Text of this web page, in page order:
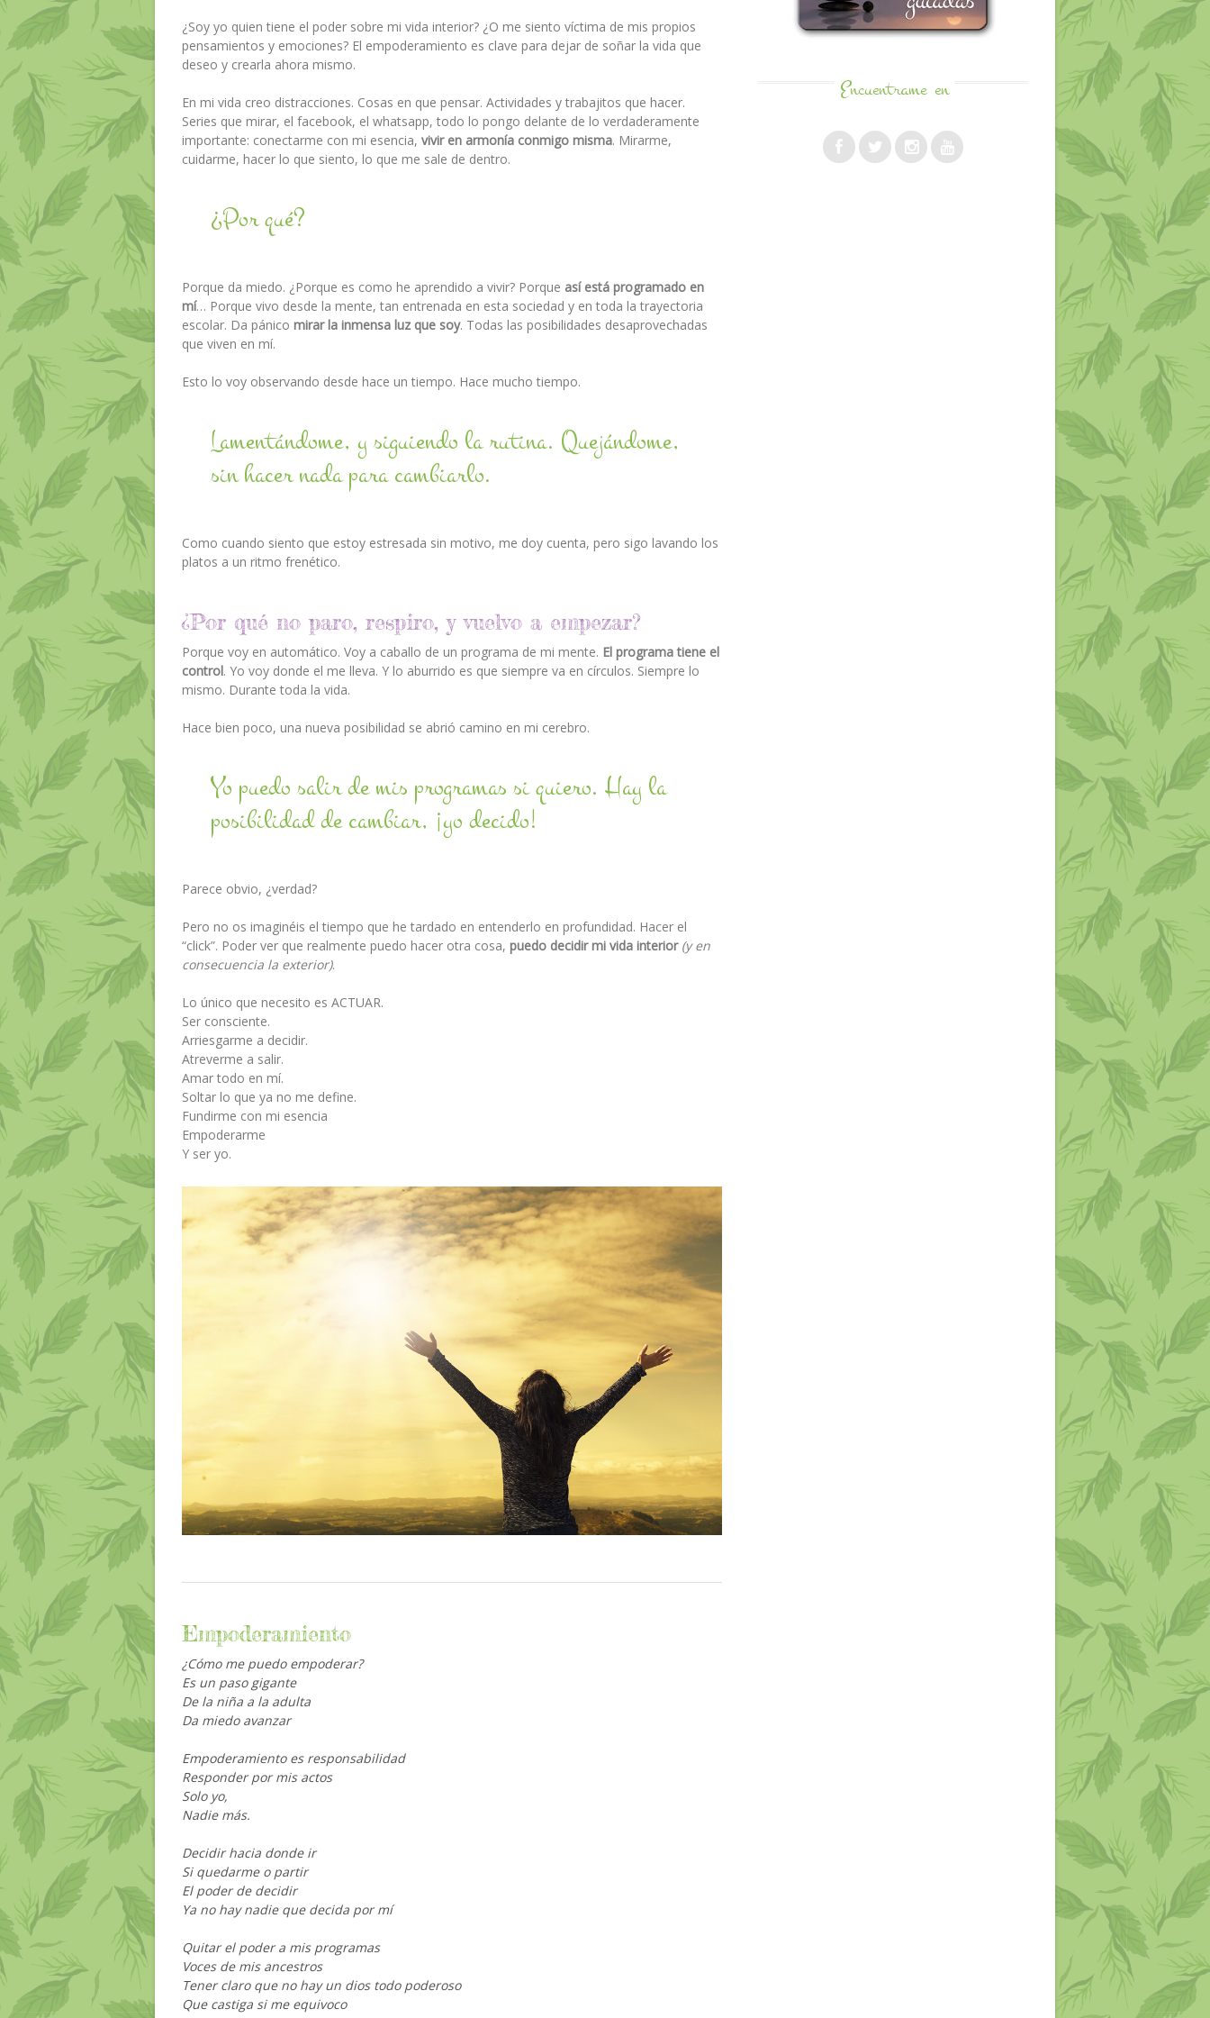
¿Soy yo quien tiene el poder sobre mi vida interior? ¿O me siento víctima de mis propios
pensamientos y emociones? El empoderamiento es clave para dejar de soñar la vida que
deseo y crearla ahora mismo.
En mi vida creo distracciones. Cosas en que pensar. Actividades y trabajitos que hacer.
Series que mirar, el facebook, el whatsapp, todo lo pongo delante de lo verdaderamente
importante: conectarme con mi esencia, vivir en armonía conmigo misma. Mirarme,
cuidarme, hacer lo que siento, lo que me sale de dentro.
¿Por qué?
Porque da miedo. ¿Porque es como he aprendido a vivir? Porque así está programado en
mí… Porque vivo desde la mente, tan entrenada en esta sociedad y en toda la trayectoria
escolar. Da pánico mirar la inmensa luz que soy. Todas las posibilidades desaprovechadas
que viven en mí.
Esto lo voy observando desde hace un tiempo. Hace mucho tiempo.
Lamentándome, y siguiendo la rutina. Quejándome,
sin hacer nada para cambiarlo.
Como cuando siento que estoy estresada sin motivo, me doy cuenta, pero sigo lavando los
platos a un ritmo frenético.
¿Por qué no paro, respiro, y vuelvo a empezar?
Porque voy en automático. Voy a caballo de un programa de mi mente. El programa tiene el
control. Yo voy donde el me lleva. Y lo aburrido es que siempre va en círculos. Siempre lo
mismo. Durante toda la vida.
Hace bien poco, una nueva posibilidad se abrió camino en mi cerebro.
Yo puedo salir de mis programas si quiero. Hay la
posibilidad de cambiar, ¡yo decido!
Parece obvio, ¿verdad?
Pero no os imaginéis el tiempo que he tardado en entenderlo en profundidad. Hacer el
“click”. Poder ver que realmente puedo hacer otra cosa, puedo decidir mi vida interior (y en
consecuencia la exterior).
Lo único que necesito es ACTUAR.
Ser consciente.
Arriesgarme a decidir.
Atreverme a salir.
Amar todo en mí.
Soltar lo que ya no me define.
Fundirme con mi esencia
Empoderarme
Y ser yo.
Empoderamiento
¿Cómo me puedo empoderar?
Es un paso gigante
De la niña a la adulta
Da miedo avanzar
Empoderamiento es responsabilidad
Responder por mis actos
Solo yo,
Nadie más.
Decidir hacia donde ir
Si quedarme o partir
El poder de decidir
Ya no hay nadie que decida por mí
Quitar el poder a mis programas
Voces de mis ancestros
Tener claro que no hay un dios todo poderoso
Que castiga si me equivoco
Encuentrame en